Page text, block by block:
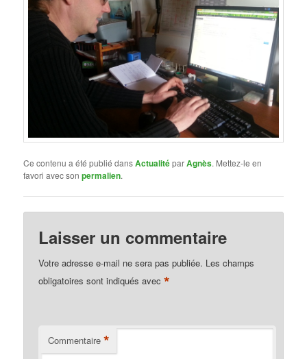
Ce contenu a été publié dansActualitéparAgnès. Mettez-le en
favori avec sonpermalien.
Laisser un commentaire
Votre adresse e-mail ne sera pas publiée. Les champs
obligatoires sont indiqués avec*
Commentaire *